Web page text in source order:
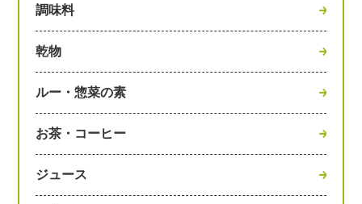
調味料
乾物
ルー・惣菜の素
お茶・コーヒー
ジュース